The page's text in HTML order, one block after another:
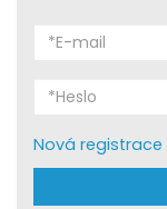
Nová registrace